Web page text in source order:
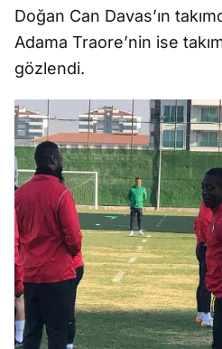
Doğan Can Davas’ın
Adama Traore’nin ise
gözlendi.